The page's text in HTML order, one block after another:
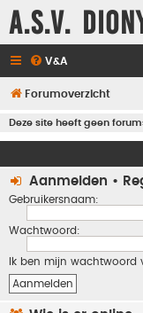
A.S.V.
V&A
Forumoverzicht
Deze site heeft geen
Aanmelden •
Gebruikersnaam:
Wachtwoord:
Ik ben mijn wachtwoord